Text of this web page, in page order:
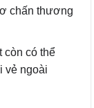
chấn thương
còn có thể
vẻ ngoài